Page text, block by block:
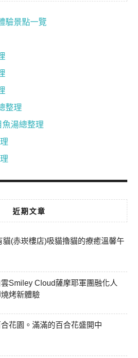
驗景點一覽
整理
湯總整理
近期文章
貓(赤崁樓店)吸貓擼貓的療癒溫馨午
Smiley Cloud薩摩耶軍團融化人
烤新體驗
花園。滿滿的百合花盛開中